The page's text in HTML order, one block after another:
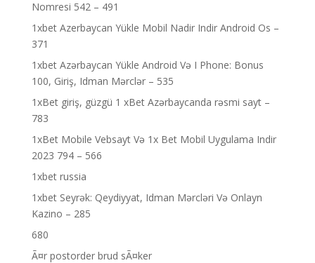
Nomresi 542 – 491
1xbet Azerbaycan Yükle Mobil Nadir Indir Android Os –
371
1xbet Azərbaycan Yükle Android Və I Phone: Bonus
100, Giriş, Idman Mərclər – 535
1xBet giriş, güzgü 1 xBet Azərbaycanda rəsmi sayt –
783
1xBet Mobile Vebsayt Və 1x Bet Mobil Uygulama Indir
2023 794 – 566
1xbet russia
1xbet Seyrək: Qeydiyyat, Idman Mərcləri Və Onlayn
Kazino – 285
680
Ã¤r postorder brud sÃ¤ker